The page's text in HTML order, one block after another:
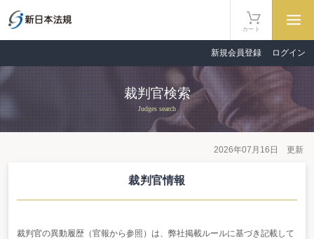
カート
新規会員登録 ログイン
裁判官検索
Judges search
2026年07月16日 更新
裁判官情報
裁判官の異動履歴（官報から参照）は、弊社掲載ルールに基づき記載して